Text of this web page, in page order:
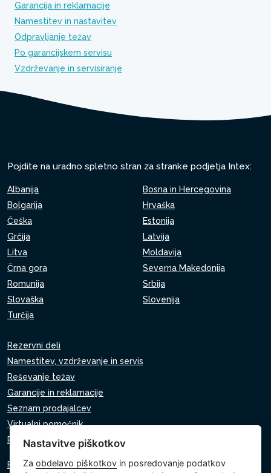
Garancija in reklamacije
Namestitev in nastavitev
Odpravljanje težav
Po garancijskem servisu
Vzdrževanje in servisiranje
Pojdite na uradno spletno stran za stranke podjetja Intex:
Albanija
Bosna in Hercegovina
Bolgarija
Hrvaška
Češka
Estonija
Grčija
Latvija
Litva
Moldavija
Črna gora
Severna Makedonija
Romunija
Srbija
Slovaška
Slovenija
Turčija
Rezervni deli
Namestitev, vzdrževanje in servis
Reševanje težav
Garancije in reklamacije
Seznam prodajalcev
Virtualni pomočnik
Pišite nam
Politika zasebnosti
Nastavitve piškotkov
Zaobdelavo piškotkov in posredovanje podatkov